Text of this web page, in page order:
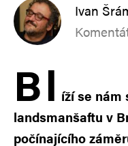
Ivan
Bl íží se nám
landsmanšaftu v
počínajícího